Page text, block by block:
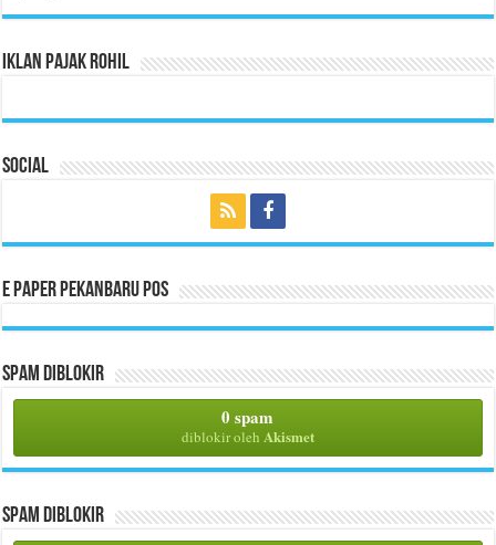
Iklan Pajak Rohil
Social
E Paper Pekanbaru Pos
Spam Diblokir
0 spam
diblokir oleh Akismet
Spam Diblokir